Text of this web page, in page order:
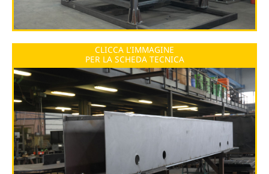
CLICCA L'IMMAGINE
PER LA SCHEDA TECNICA